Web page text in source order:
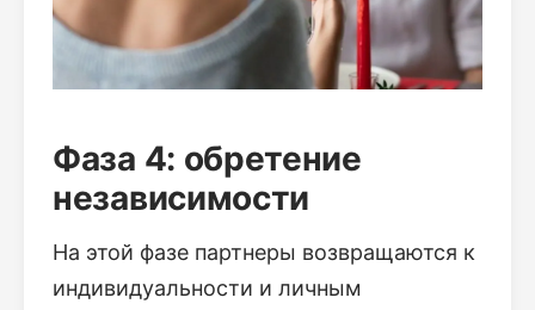
Фаза 4: обретение
независимости
На этой фазе партнеры возвращаются к
индивидуальности и личным